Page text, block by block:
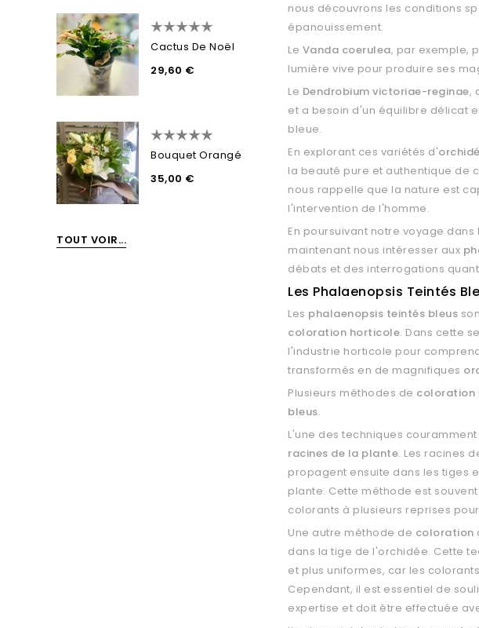
Cactus De Noël
29,60 €
Bouquet Orangé
35,00 €
TOUT VOIR...
nous découvrons les conditions
épanouissement.
Le Vanda coerulea, par exemple,
lumière vive pour produire ses
Le Dendrobium victoriae-reginae,
et a besoin d'un équilibre délicat
bleue.
En explorant ces variétés d'
la beauté pure et authentique de
nous rappelle que la nature est
l'intervention de l'homme.
En poursuivant notre voyage dans
maintenant nous intéresser aux
débats et des interrogations
Les Phalaenopsis Teintés
Les phalaenopsis teintés bleus
coloration horticole. Dans cette
l'industrie horticole pour
transformés en de magnifiques
Plusieurs méthodes de coloration
bleus.
L'une des techniques
racines de la plante. Les racines
propagent ensuite dans les tiges
plante. Cette méthode est
colorants à plusieurs reprises
Une autre méthode de coloration
dans la tige de l'orchidée. Cette
et plus uniformes, car les
Cependant, il est essentiel de
expertise et doit être effectuée